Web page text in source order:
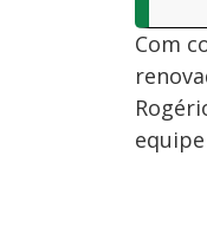
Com